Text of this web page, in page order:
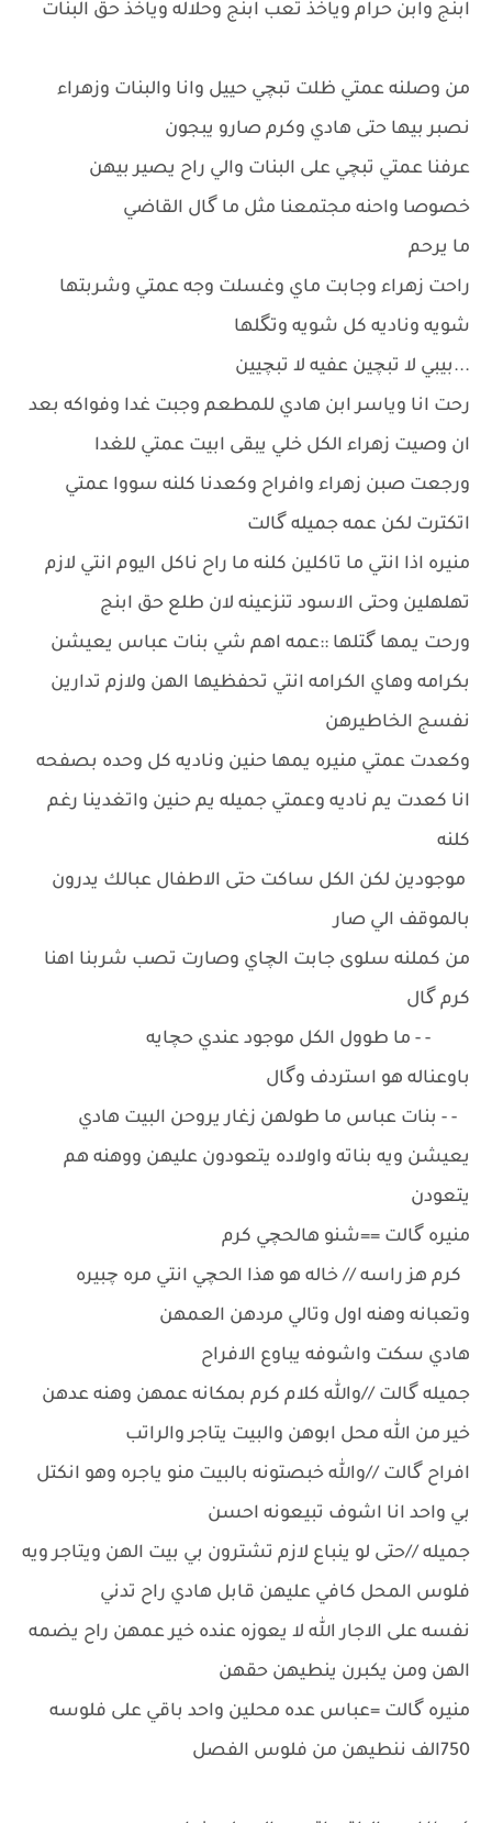
ابنج وابن حرام وياخذ تعب ابنج وحلاله وياخذ حق البنات
من وصلنه عمتي ظلت تبچي حييل وانا والبنات وزهراء
نصبر بيها حتى هادي وكرم صارو يبجون
عرفنا عمتي تبچي على البنات والي راح يصير بيهن
خصوصا واحنه مجتمعنا مثل ما گال القاضي
ما يرحم
راحت زهراء وجابت ماي وغسلت وجه عمتي وشربتها
شويه وناديه كل شويه وتگلها
...بيبي لا تبچين عفيه لا تبچيين
رحت انا وياسر ابن هادي للمطعم وجبت غدا وفواكه بعد
ان وصيت زهراء الكل خلي يبقى ابيت عمتي للغدا
ورجعت صبن زهراء وافراح وكعدنا كلنه سووا عمتي
اتكترت لكن عمه جميله گالت
منيره اذا انتي ما تاكلين كلنه ما راح ناكل اليوم انتي لازم
تهلهلين وحتى الاسود تنزعينه لان طلع حق ابنج
ورحت يمها گتلها ::عمه اهم شي بنات عباس يعيشن
بكرامه وهاي الكرامه انتي تحفظيها الهن ولازم تدارين
نفسج الخاطيرهن
وكعدت عمتي منيره يمها حنين وناديه كل وحده بصفحه
انا كعدت يم ناديه وعمتي جميله يم حنين واتغدينا رغم
كلنه
موجودين لكن الكل ساكت حتى الاطفال عبالك يدرون
بالموقف الي صار
من كملنه سلوى جابت الچاي وصارت تصب شربنا اهنا
كرم گال
- - ما طوول الكل موجود عندي حچايه
باوعناله هو استردف وگال
- - بنات عباس ما طولهن زغار يروحن البيت هادي
يعيشن ويه بناته واولاده يتعودون عليهن ووهنه هم
يتعودن
منيره گالت ==شنو هالحچي كرم
كرم هز راسه // خاله هو هذا الحچي انتي مره چبيره
وتعبانه وهنه اول وتالي مردهن العمهن
هادي سكت واشوفه يباوع الافراح
جميله گالت //والله كلام كرم بمكانه عمهن وهنه عدهن
خير من الله محل ابوهن والبيت يتاجر والراتب
افراح گالت //والله خبصتونه بالبيت منو ياجره وهو انكتل
بي واحد انا اشوف تبيعونه احسن
جميله //حتى لو ينباع لازم تشترون بي بيت الهن ويتاجر ويه
فلوس المحل كافي عليهن قابل هادي راح تدني
نفسه على الاجار الله لا يعوزه عنده خير عمهن راح يضمه
الهن ومن يكبرن ينطيهن حقهن
منيره گالت =عباس عده محلين واحد باقي على فلوسه
750الف ننطيهن من فلوس الفصل